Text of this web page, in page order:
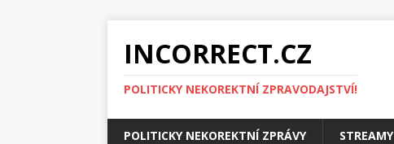
INCORRECT.CZ
POLITICKY NEKOREKTNÍ ZPRAVODAJSTVÍ!
POLITICKY NEKOREKTNÍ ZPRÁVY STREAMY